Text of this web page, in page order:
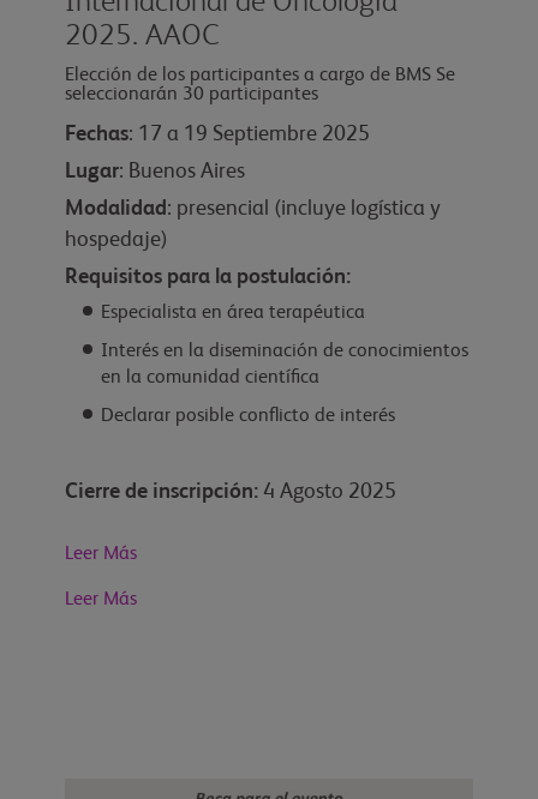
2025. AAOC
Elección de los participantes a cargo de BMS Se
seleccionarán 30 participantes
Fechas: 17 a 19 Septiembre 2025
Lugar: Buenos Aires
Modalidad : presencial (incluye logística y
hospedaje)
Requisitos para la postulación:
Especialista en área terapéutica
Interés en la diseminación de conocimientos
en la comunidad científica
Declarar posible conflicto de interés
Cierre de inscripción: 4 Agosto 2025
Leer Más
Leer Más